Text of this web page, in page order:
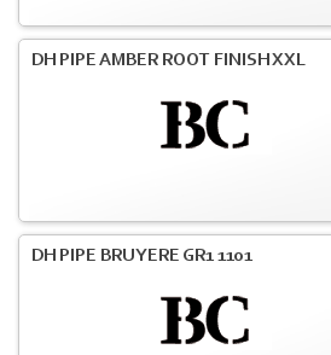
DH PIPE AMBER ROOT FINISH XXL
DH PIPE BRUYERE GR1 1101